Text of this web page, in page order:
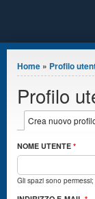
Tu sei qui
Home » Profilo
Profilo
Schede
Crea nuovo
NOME UTENTE *
Gli spazi sono